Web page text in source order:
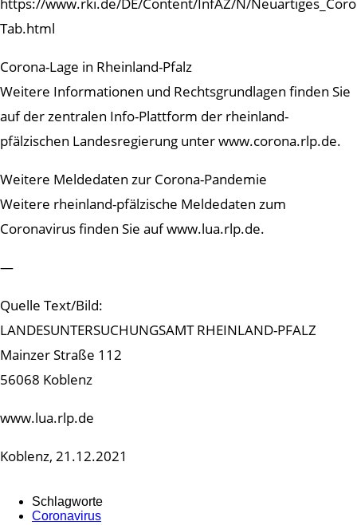
Tab.html
Corona-Lage in Rheinland-Pfalz
Weitere Informationen und Rechtsgrundlagen finden Sie
auf der zentralen Info-Plattform der rheinland-
pfälzischen Landesregierung unter www.corona.rlp.de.
Weitere Meldedaten zur Corona-Pandemie
Weitere rheinland-pfälzische Meldedaten zum
Coronavirus finden Sie auf www.lua.rlp.de.
—
Quelle Text/Bild:
LANDESUNTERSUCHUNGSAMT RHEINLAND-PFALZ
Mainzer Straße 112
56068 Koblenz
www.lua.rlp.de
Koblenz, 21.12.2021
Schlagworte
Coronavirus